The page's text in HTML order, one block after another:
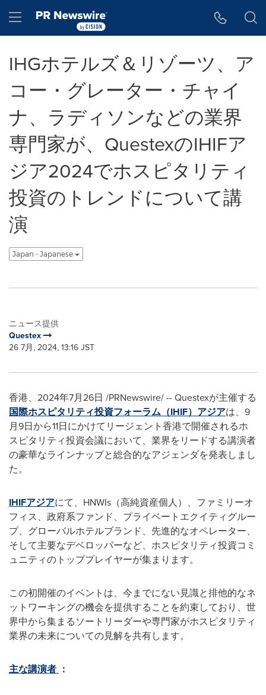
Hamburger menu
IHGホテルズ＆リゾーツ、ア
コー・グレーター・チャイ
ナ、ラディソンなどの業界
専門家が、QuestexのIHIFア
ジア2024でホスピタリティ
投資のトレンドについて講
演
Japan - Japanese
ニュース提供
Questex
26 7月, 2024, 13:16 JST
香港、2024年7月26日 /PRNewswire/ -- Questexが主催する
国際ホスピタリティ投資フォーラム（IHIF）アジアは、9
月9日から11日にかけてリージェント香港で開催されるホ
スピタリティ投資会議において、業界をリードする講演者
の豪華なラインナップと総合的なアジェンダを発表しまし
た。
IHIFアジアにて、HNWIs（高純資産個人）、ファミリーオ
フィス、政府系ファンド、プライベートエクイティグルー
プ、グローバルホテルブランド、先進的なオペレーター、
そして主要なデベロッパーなど、ホスピタリティ投資コミ
ュニティのトッププレイヤーが集まります。
この初開催のイベントは、今までにない見識と排他的なネ
ットワーキングの機会を提供することを約束しており、世
界中から集まるソートリーダーや専門家がホスピタリティ
業界の未来についての見解を共有します。
主な講演者 ：